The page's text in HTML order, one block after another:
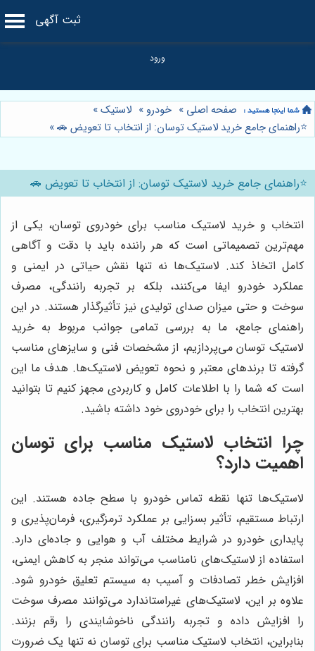
ثبت آگهی
صفحه اصلی » خودرو » لاستیک»
⭐️راهنمای جامع خرید لاستیک توسان: از انتخاب تا تعویض 🚗»
⭐️راهنمای جامع خرید لاستیک توسان: از انتخاب تا تعویض 🚗
انتخاب و خرید لاستیک مناسب برای خودروی توسان، یکی از
مهم‌ترین تصمیماتی است که هر راننده باید با دقت و آگاهی
کامل اتخاذ کند. لاستیک‌ها نه تنها نقش حیاتی در ایمنی و
عملکرد خودرو ایفا می‌کنند، بلکه بر تجربه رانندگی، مصرف
سوخت و حتی میزان صدای تولیدی نیز تأثیرگذار هستند. در این
راهنمای جامع، ما به بررسی تمامی جوانب مربوط به خرید
لاستیک توسان می‌پردازیم، از مشخصات فنی و سایزهای مناسب
گرفته تا برندهای معتبر و نحوه تعویض لاستیک‌ها. هدف ما این
است که شما را با اطلاعات کامل و کاربردی مجهز کنیم تا بتوانید
بهترین انتخاب را برای خودروی خود داشته باشید.
چرا انتخاب لاستیک مناسب برای توسان
اهمیت دارد؟
لاستیک‌ها تنها نقطه تماس خودرو با سطح جاده هستند. این
ارتباط مستقیم، تأثیر بسزایی بر عملکرد ترمزگیری، فرمان‌پذیری و
پایداری خودرو در شرایط مختلف آب و هوایی و جاده‌ای دارد.
استفاده از لاستیک‌های نامناسب می‌تواند منجر به کاهش ایمنی،
افزایش خطر تصادفات و آسیب به سیستم تعلیق خودرو شود.
علاوه بر این، لاستیک‌های غیراستاندارد می‌توانند مصرف سوخت
را افزایش داده و تجربه رانندگی ناخوشایندی را رقم بزنند.
بنابراین، انتخاب لاستیک مناسب برای توسان نه تنها یک ضرورت